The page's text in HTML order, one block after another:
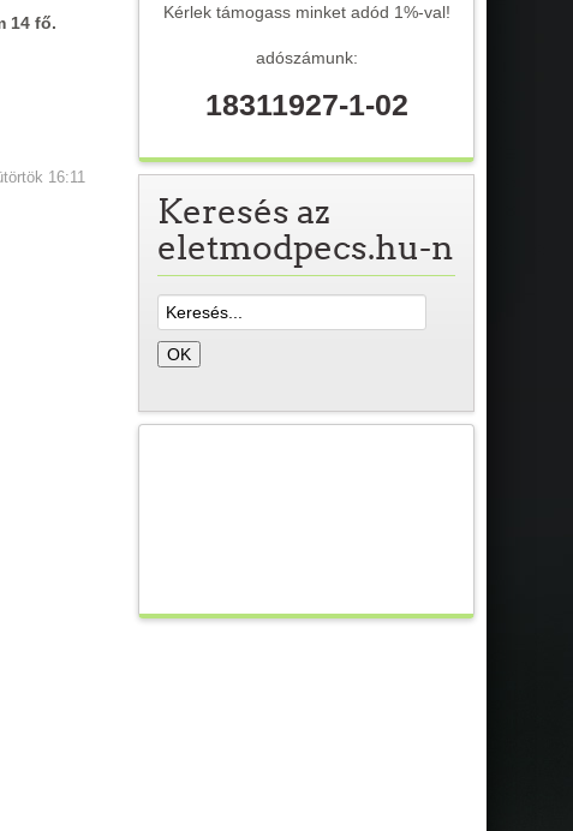
14 fő.
16:11
Kérlek támogass minket adód 1%-val!
adószámunk:
18311927-1-02
Keresés az
eletmodpecs.hu-n